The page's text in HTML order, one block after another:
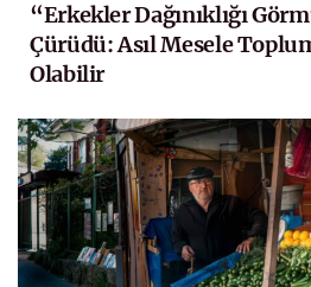
“Erkekler Dağınıklığı
Çürüdü: Asıl Mesele
Olabilir